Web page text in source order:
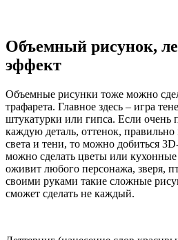
Объемный рисунок,
эффект
Объемные рисунки тоже можно
трафарета. Главное здесь – игра
штукатурки или гипса. Если очень
каждую деталь, оттенок, правильно
света и тени, то можно добиться
можно сделать цветы или
оживит любого персонажа, зверя,
своими руками такие сложные
сможет сделать не каждый.